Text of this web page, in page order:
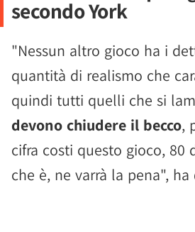
secondo York
"Nessun altro gioco ha i
quantità di realismo che
quindi tutti quelli che si
devono chiudere il becco,
cifra costi questo gioco, 80
che è, ne varrà la pena", ha